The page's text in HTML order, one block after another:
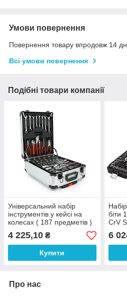
Умови повернення
Повернення товару впродовж 14
Всі умови повернення
Подібні товари компанії
Універсальний набір
інструментів у кейсі на
колесах ( 187 предметів )
4 225,10 ₴
Купити
біти
CrV
6
Про нас